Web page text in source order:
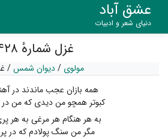
عشق آباد
دنیای شعر و ادبیات
غزل شمارهٔ ۱۴۲۸
مولوی /دیوان شمس/
همه بازان عجب ماندند در
کبوتر همچو من دیدی که من
به هر هنگام هر مرغی به هر
مگر من سنگ پولادم که در